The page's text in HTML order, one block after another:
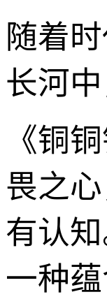
随着
长河
《铜
畏之
有认
一种